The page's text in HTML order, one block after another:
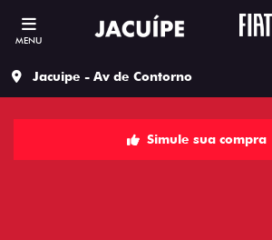
MENU
Jacuipe - Av de Contorno
Simule sua compra